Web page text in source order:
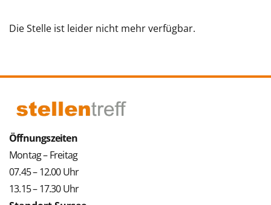
Die Stelle ist leider nicht mehr verfügbar.
Öffnungszeiten
Montag – Freitag
07.45 – 12.00 Uhr
13.15 – 17.30 Uhr